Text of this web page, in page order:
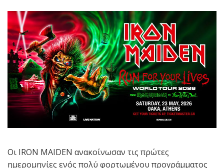
Οι IRON MAIDEN ανακοίνωσαν τις πρώτες
ημερομηνίες ενός πολύ φορτωμένου προγράμματος